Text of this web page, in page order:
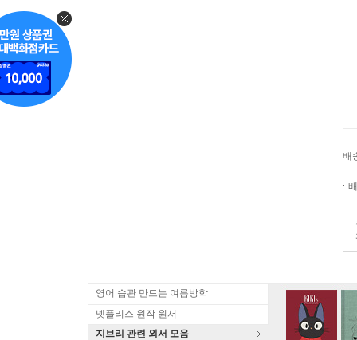
배
영어 습관 만드는 여름방학
넷플리스 원작 원서
지브리 관련 외서 모음